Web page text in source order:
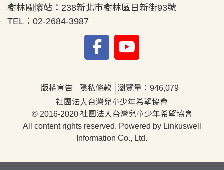
樹林關懷站：238新北市樹林區日新街93號
TEL：02-2684-3987
版權宣告 隱私條款
瀏覽量：946,079
社團法人台灣兒童少年希望協會
© 2016-2020 社團法人台灣兒童少年希望協會
All content rights reserved. Powered by Linkuswell
Information Co., Ltd.